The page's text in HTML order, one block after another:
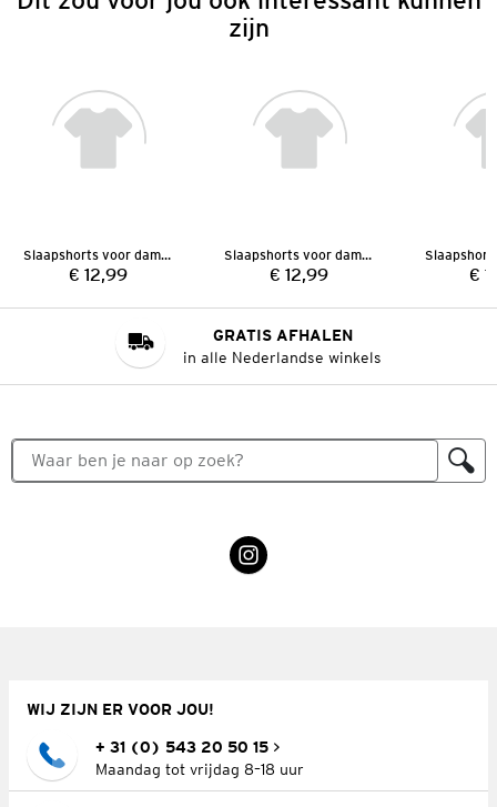
zijn
Slaapshorts voor dames
Prijs:
€ 12,99
Slaapshorts voor dames
Prijs:
€ 12,99 €
GRATIS AFHALEN
in alle Nederlandse winkels
WIJ ZIJN ER VOOR JOU!
+ 31 (0) 543 20 50 15
Maandag tot vrijdag 8–18 uur